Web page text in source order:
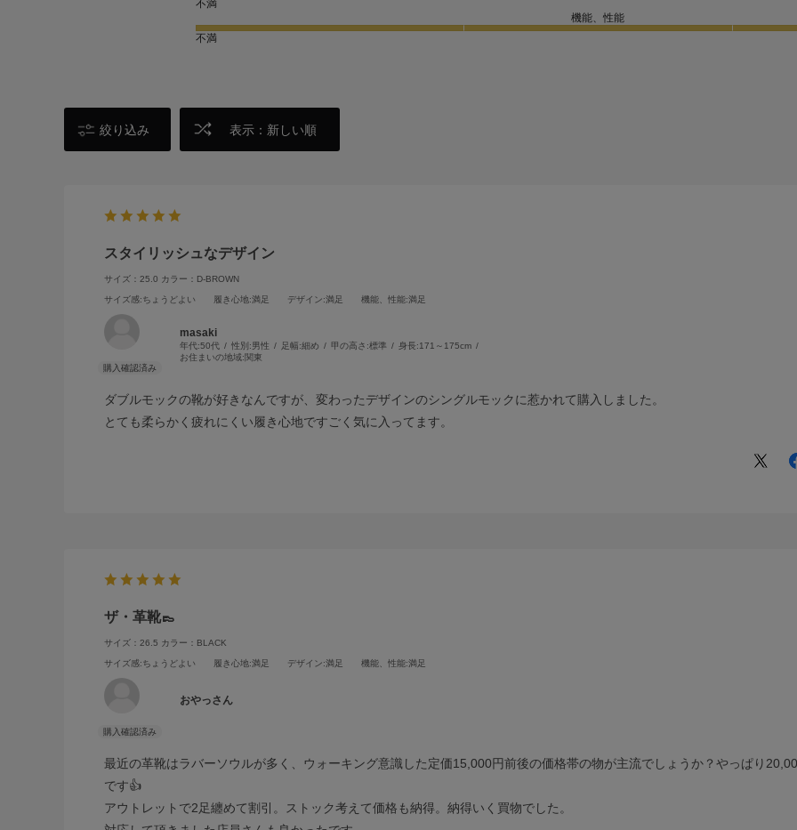
不満
機能、性能
不満
絞り込み 表示：新しい順
スタイリッシュなデザイン
サイズ：25.0 カラー：D-BROWN
サイズ感:ちょうどよい 履き心地:満足 デザイン:満足 機能、性能:満足
masaki
年代:50代 性別:男性 足幅:細め 甲の高さ:標準 身長:171～175cm
お住まいの地域:関東
ダブルモックの靴が好きなんですが、変わったデザインのシングルモックに惹かれて購入しました。
とても柔らかく疲れにくい履き心地ですごく気に入ってます。
ザ・革靴👞
サイズ：26.5 カラー：BLACK
サイズ感:ちょうどよい 履き心地:満足 デザイン:満足 機能、性能:満足
おやっさん
最近の革靴はラバーソウルが多く、ウォーキング意識した定価15,000円前後の価格帯の物が主流でしょうか？やっぱり
です👍
アウトレットで2足纏めて割引。ストック考えて価格も納得。納得いく買物でした。